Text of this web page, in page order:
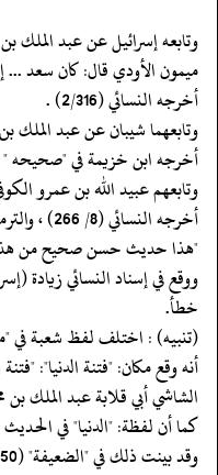
‏‏‏‏وتابعه إسرائيل عن عبد
ميمون الأودي قال: كان سعد ...
‏‏‏‏أخرجه النسائي (2/316) .
‏‏‏‏وتابعهما شيبان عن عبد الملك
وتابعهم عبيد الله بن عمرو
‏‏‏‏أخرجه النسائي (8/ 266) ، والترمذي (3567) ، وقال:
‏‏‏‏"هذا حديث حسن صحيح من
‏‏‏‏ووقع في إسناد النسائي زيادة
خطأ.
‏‏‏‏(تنبيه) : اختلف لفظ شعبة في
أنه وقع مكان: "فتنة الدنيا":
الشاشي أبي قلابة عبد الملك بن
‏‏‏‏كما أن لفظة: "الدنيا" في
وقد بينت ذلك في "الضعيفة" (7050) بما لا تراه في غيره؛ والحمد لله. * ¤